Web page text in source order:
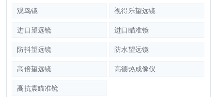
观鸟镜 视得乐望远镜
进口望远镜 进口瞄准镜
防抖望远镜 防水望远镜
高倍望远镜 高德热成像仪
高抗震瞄准镜